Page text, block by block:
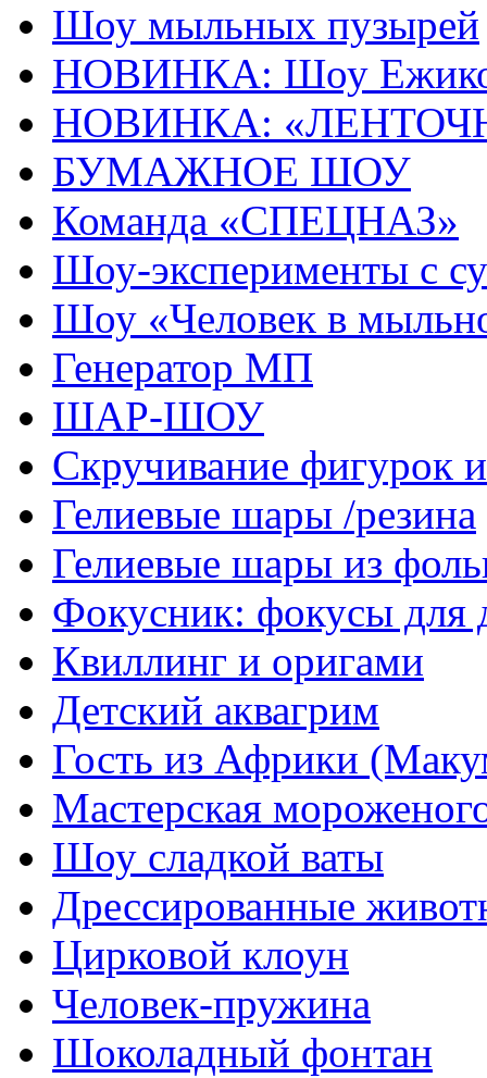
Шоу мыльных пузырей
НОВИНКА: Шоу
НОВИНКА:
БУМАЖНОЕ ШОУ
Команда «СПЕЦНАЗ»
Шоу-эксперименты с
Шоу «Человек в
Генератор МП
ШАР-ШОУ
Скручивание
Гелиевые шары /резина
Гелиевые шары из
Фокусник: фокусы для
Квиллинг и оригами
Детский аквагрим
Гость из Африки
Мастерская
Шоу сладкой ваты
Дрессированные
Цирковой клоун
Человек-пружина
Шоколадный фонтан